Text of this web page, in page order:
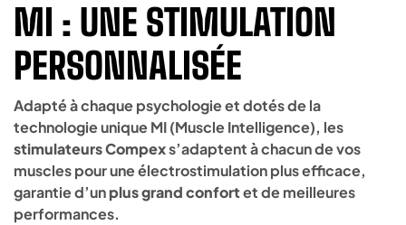
MI : UNE STIMULATION
PERSONNALISÉE
Adapté à chaque psychologie et dotés de la
technologie unique MI (Muscle Intelligence), les
stimulateurs Compexs’adaptent à chacun de vos
muscles pour une électrostimulation plus efficace,
garantie d’unplus grand confortet de meilleures
performances.